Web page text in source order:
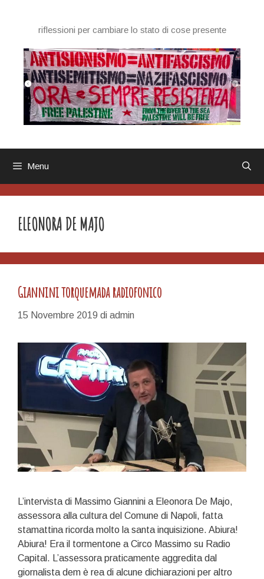
contenutoriflessioni per cambiare lo stato di cose presente
Menu
ELEONORA DE MAJO
Giannini torquemada radiofonico
15 Novembre 2019 di admin
L’intervista di Massimo Giannini a Eleonora De Majo,
assessora alla cultura del Comune di Napoli, fatta
stamattina ricorda molto la santa inquisizione. Abiura!
Abiura! Era il tormentone a Circo Massimo su Radio
Capital. L’assessora praticamente aggredita dal
giornalista dem è rea di alcune dichiarazioni per altro